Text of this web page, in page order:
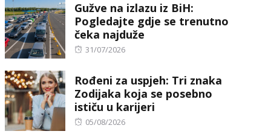
Gužve na izlazu iz BiH:
Pogledajte gdje se trenutno
čeka najduže
Posted
31/07/2026
Rođeni za uspjeh: Tri znaka
Zodijaka koja se posebno
ističu u karijeri
Posted
05/08/2026